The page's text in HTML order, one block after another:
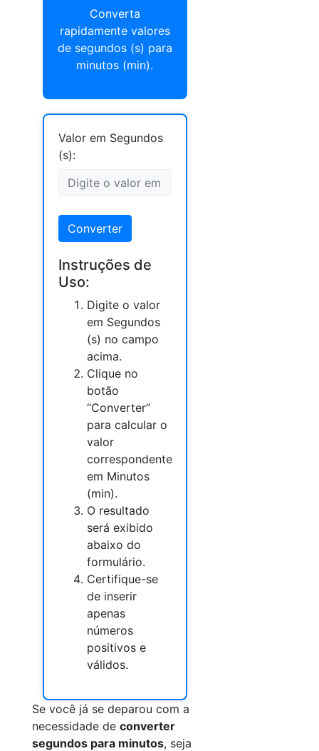
Converta
rapidamente valores
de segundos (s) para
minutos (min).
Valor em Segundos
(s):
Converter
Instruções de
Uso:
Digite o valor
em Segundos
(s) no campo
acima.
Clique no
botão
“Converter”
para calcular o
valor
correspondente
em Minutos
(min).
O resultado
será exibido
abaixo do
formulário.
Certifique-se
de inserir
apenas
números
positivos e
válidos.
Se você já se deparou com a
necessidade de converter
segundos para minutos, seja